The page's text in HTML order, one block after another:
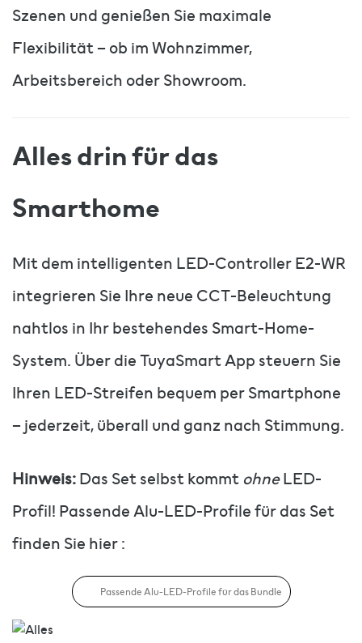
Szenen und genießen Sie maximale
Flexibilität – ob im Wohnzimmer,
Arbeitsbereich oder Showroom.
Alles drin für das
Smarthome
Mit dem intelligenten LED-Controller E2-WR
integrieren Sie Ihre neue CCT-Beleuchtung
nahtlos in Ihr bestehendes Smart-Home-
System. Über die TuyaSmart App steuern Sie
Ihren LED-Streifen bequem per Smartphone
– jederzeit, überall und ganz nach Stimmung.
Hinweis:Das Set selbst kommt ohneLED-
Profil! Passende Alu-LED-Profile für das Set
finden Sie hier :
Passende Alu-LED-Profile für das Bundle